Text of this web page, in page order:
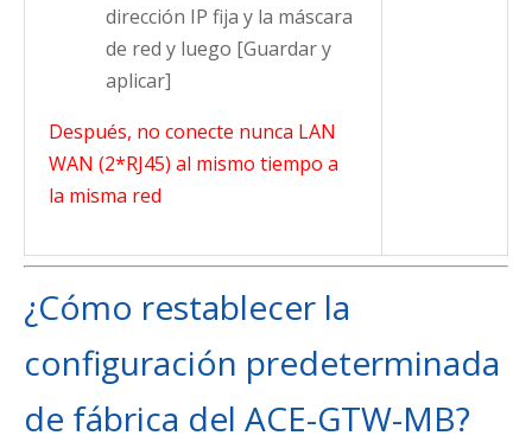
dirección IP fija y la máscara
de red y luego [Guardar y
aplicar]
Después, no conecte nunca LAN
WAN (2*RJ45) al mismo tiempo a
la misma red
¿Cómo restablecer la
configuración predeterminada
de fábrica del ACE-GTW-MB?